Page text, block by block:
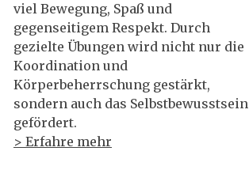
viel Bewegung, Spaß und
gegenseitigem Respekt. Durch
gezielte Übungen wird nicht nur die
Koordination und
Körperbeherrschung gestärkt,
sondern auch das Selbstbewusstsein
gefördert.
> Erfahre mehr